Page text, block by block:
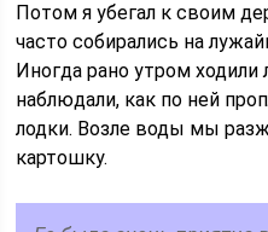
Потом я убегал к своим
часто собирались на
Иногда рано утром ходили
наблюдали, как по ней
лодки. Возле воды мы
картошку.